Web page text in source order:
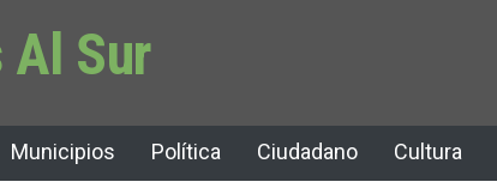
Sur
Municipios Política Ciudadano Cultura